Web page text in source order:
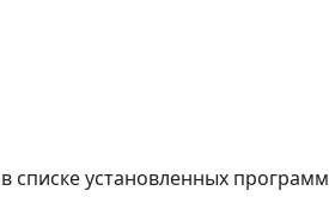
списке установленных программ